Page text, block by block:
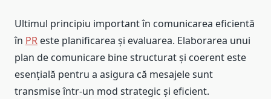
Ultimul principiu important în comunicarea eficientă
în PR este planificarea și evaluarea. Elaborarea unui
plan de comunicare bine structurat și coerent este
esențială pentru a asigura că mesajele sunt
transmise într-un mod strategic și eficient.